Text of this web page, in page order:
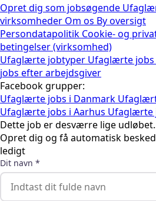
Opret dig som jobsøgende
virksomheder Om os By oversigt
Persondatapolitik Cookie- og
betingelser (virksomhed)
Ufaglærte jobtyper Ufaglærte
jobs efter arbejdsgiver
Facebook grupper:
Ufaglærte jobs i Danmark
Ufaglærte jobs i Aarhus Ufaglærte
Dette job er desværre lige
Opret dig og få automatisk
ledigt
Dit navn *